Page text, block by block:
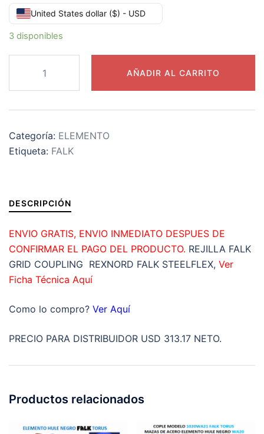
United States dollar ($) - USD
3 disponibles
DE
REJILLAS
PARA
COPLE
AÑADIR AL CARRITO
Categoría: ELEMENTO
Etiqueta: FALK
DESCRIPCIÓN
ENVIO GRATIS, ENVIO INMEDIATO DESPUES DE
CONFIRMAR EL PAGO DEL PRODUCTO. REJILLA FALK
GRID COUPLING REXNORD FALK STEELFLEX, Ver
Ficha Técnica Aquí
Como lo compro? Ver Aquí
PRECIO PARA DISTRIBUIDOR USD 313.17 NETO.
Productos relacionados